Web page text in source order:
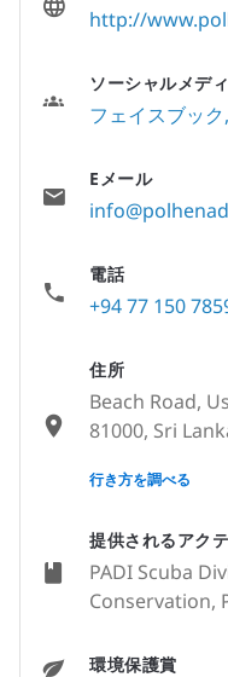
提供されるアク
PADI Scuba
Conservation,
環境保護賞
http://
ソーシャルメデ
フェイスブック
Eメール
電話
+94 77 150
住所
Beach Road,
81000, Sri
None
行き方を調べる